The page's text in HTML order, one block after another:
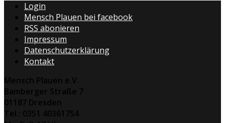
Login
Mensch Plauen bei facebook
RSS abonieren
Impressum
Datenschutzerklärung
Kontakt
Mensch Plauen e.V.
Bamberger Straße 7
01187 Dresden
Tel.: 0351 40361754